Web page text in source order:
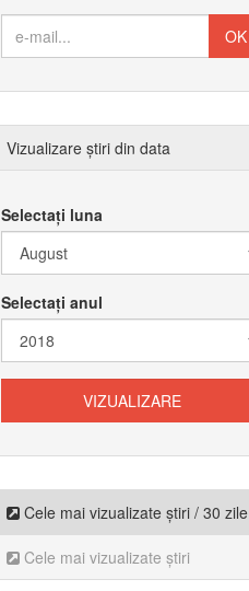
Vizualizare știri din data
Selectați luna
Selectați anul
Cele mai vizualizate știri / 30 zile
Cele mai vizualizate știri